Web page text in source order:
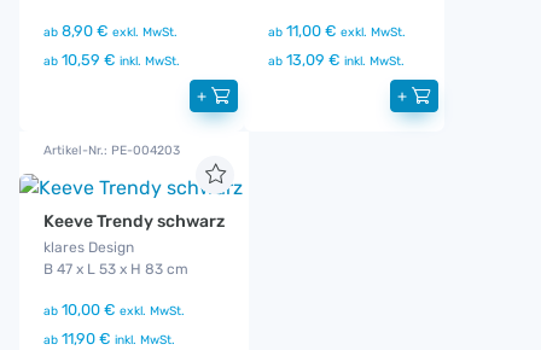
ab 8,90 € exkl. MwSt.
ab 10,59 € inkl. MwSt.
+
ab 11,00 € exkl. MwSt.
ab 13,09 € inkl. MwSt.
+
Artikel-Nr.: PE-004203
Keeve Trendy schwarz
klares Design
B 47 x L 53 x H 83 cm
ab 10,00 € exkl. MwSt.
ab 11,90 € inkl. MwSt.